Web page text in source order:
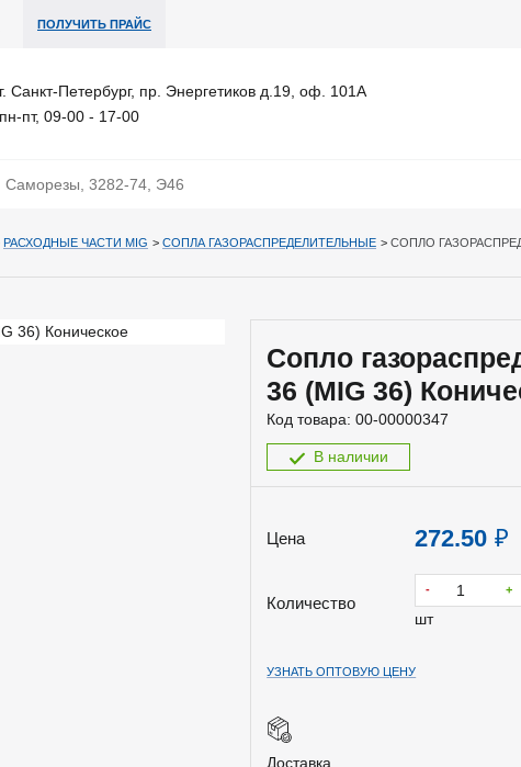
ПОЛУЧИТЬ ПРАЙС
г. Санкт-Петербург, пр. Энергетиков д.19, оф. 101А
пн-пт, 09-00 - 17-00
РАСХОДНЫЕ ЧАСТИ MIG > СОПЛА ГАЗОРАСПРЕДЕЛИТЕЛЬНЫЕ > СОПЛО
Сопло
36 (MIG 36)
Код товара: 00-00000347
В наличии
Цена 272.50 ₽
Количество
- +
шт
УЗНАТЬ ОПТОВУЮ ЦЕНУ
Доставка